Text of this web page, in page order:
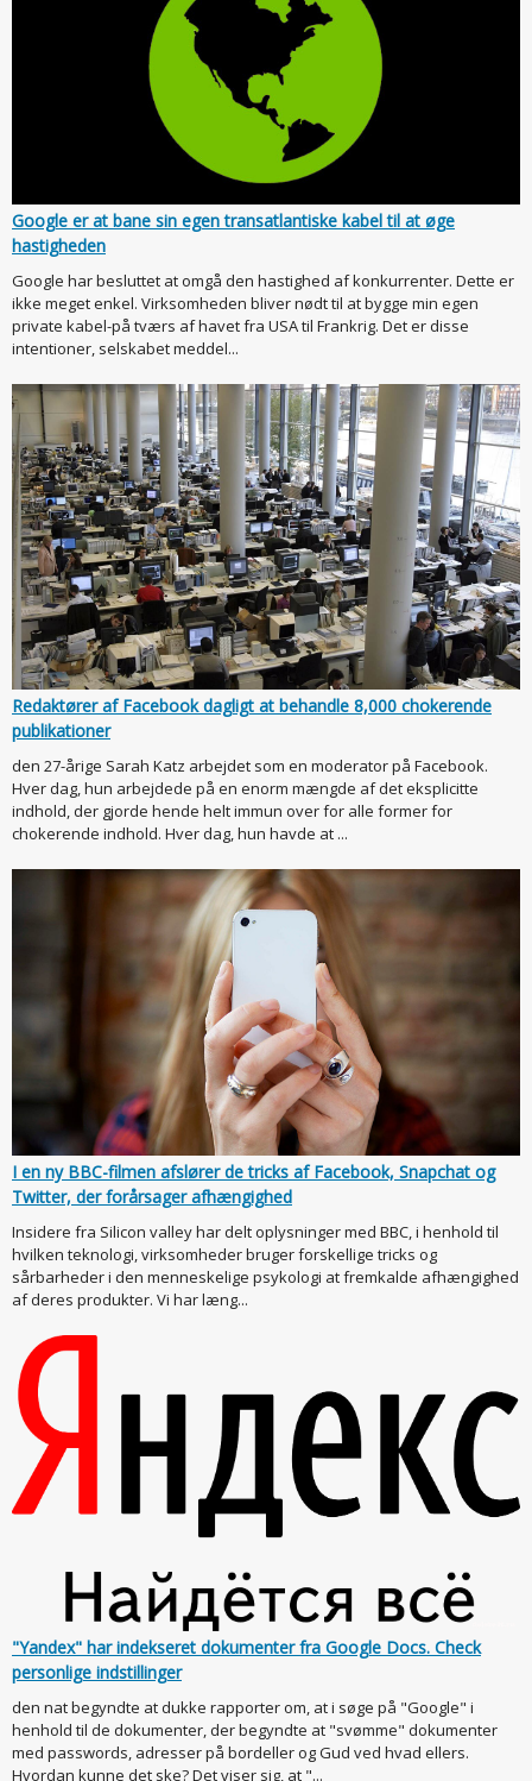
Google er at bane sin egen transatlantiske kabel til at øge
hastigheden
Google har besluttet at omgå den hastighed af konkurrenter. Dette er
ikke meget enkel. Virksomheden bliver nødt til at bygge min egen
private kabel-på tværs af havet fra USA til Frankrig. Det er disse
intentioner, selskabet meddel...
Redaktører af Facebook dagligt at behandle 8,000 chokerende
publikationer
den 27-årige Sarah Katz arbejdet som en moderator på Facebook.
Hver dag, hun arbejdede på en enorm mængde af det eksplicitte
indhold, der gjorde hende helt immun over for alle former for
chokerende indhold. Hver dag, hun havde at ...
I en ny BBC-filmen afslører de tricks af Facebook, Snapchat og
Twitter, der forårsager afhængighed
Insidere fra Silicon valley har delt oplysninger med BBC, i henhold til
hvilken teknologi, virksomheder bruger forskellige tricks og
sårbarheder i den menneskelige psykologi at fremkalde afhængighed
af deres produkter. Vi har læng...
"Yandex" har indekseret dokumenter fra Google Docs. Check
personlige indstillinger
den nat begyndte at dukke rapporter om, at i søge på "Google" i
henhold til de dokumenter, der begyndte at "svømme" dokumenter
med passwords, adresser på bordeller og Gud ved hvad ellers.
Hvordan kunne det ske? Det viser sig, at "...